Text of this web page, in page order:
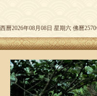
西曆2026年08月08日 星期六 佛曆